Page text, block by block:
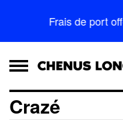
Frais de port
Crazé